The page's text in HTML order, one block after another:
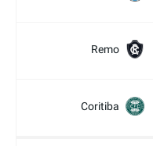
Remo
Coritiba